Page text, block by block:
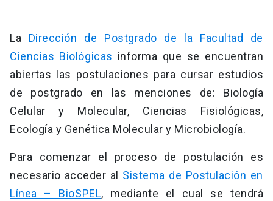
La
Dirección de Postgrado de la Facultad de
Ciencias Biológicas informa que se encuentran
abiertas las postulaciones para cursar estudios
de postgrado en las menciones de: Biología
Celular y Molecular, Ciencias Fisiológicas,
Ecología y Genética Molecular y Microbiología.
Para comenzar el proceso de postulación es
necesario acceder al Sistema de Postulación en
Línea – BioSPEL, mediante el cual se tendrá